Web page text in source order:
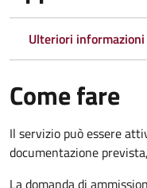
Ulteriori informazioni
Come fare
Il servizio può essere
documentazione
La domanda di